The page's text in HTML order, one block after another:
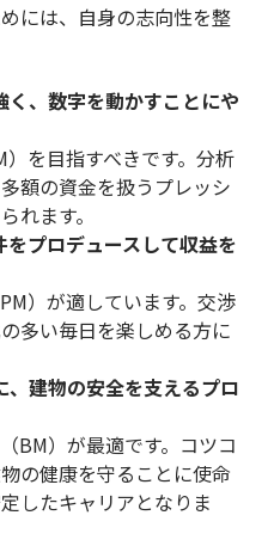
には、自身の志向性を整
、数字を動かすことにや
を目指すべきです。分析
額の資金を扱うプレッシ
れます。
プロデュースして収益を
）が適しています。交渉
多い毎日を楽しめる方に
建物の安全を支えるプロ
BM）が最適です。コツコ
の健康を守ることに使命
したキャリアとなりま